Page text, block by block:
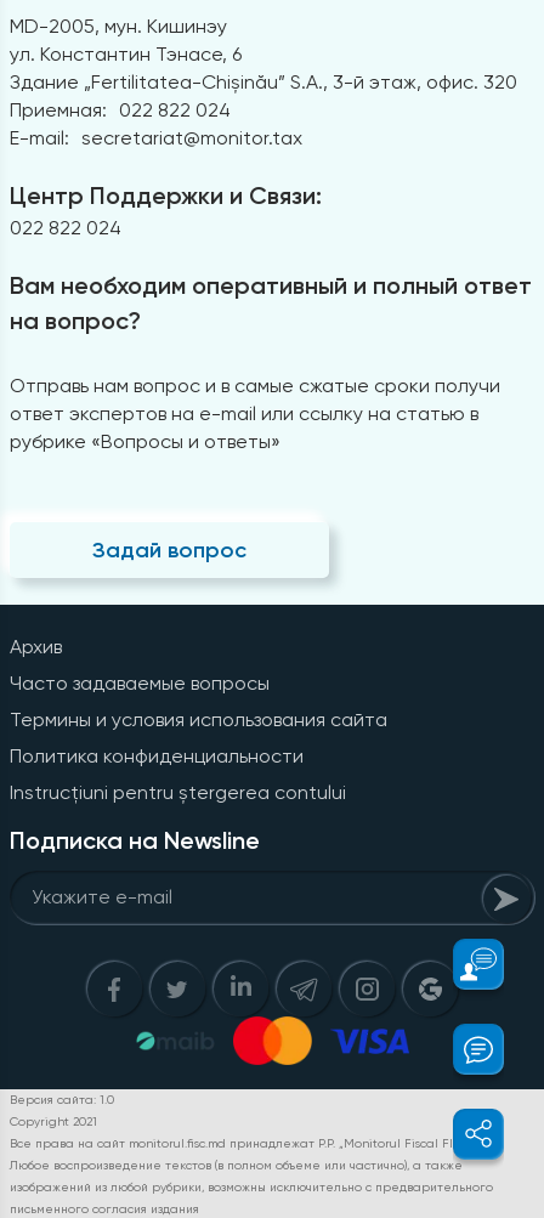
MD-2005, мун. Кишинэу
ул. Константин Тэнасе, 6
Здание „Fertilitatea-Chișinău” S.A., 3-й этаж, офис. 320
Приемная:
022 822 024
E-mail: secretariat@monitor.tax
Центр Поддержки и Связи:
022 822 024
Вам необходим оперативный и полный ответ
на вопрос?
Отправь нам вопрос и в самые сжатые сроки получи
ответ экспертов на e-mail или ссылку на статью в
рубрике «Вопросы и ответы»
Задай вопрос
Архив
Часто задаваемые вопросы
Термины и условия использования сайта
Политика конфиденциальности
Instrucțiuni pentru ștergerea contului
Подписка на Newsline
Версия сайта: 1.0
Copyright 2021
Все права на сайт monitorul.fisc.md принадлежат P.P. „Monitorul Fiscal FISC.MD”.
Любое воспроизведение текстов (в полном объеме или частично), а также
изображений из любой рубрики, возможны исключительно с предварительного
письменного согласия издания